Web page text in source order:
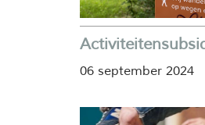
06 september 2024